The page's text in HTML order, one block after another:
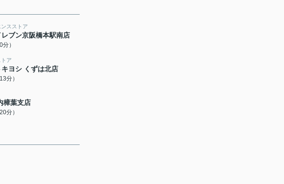
スストア
ブン京阪橋本駅南店
）
トア
キヨシ くずは北店
分）
樟葉支店
分）